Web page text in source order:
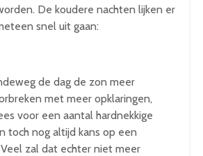
De koudere nachten lijken er
snel uit gaan:
de dag de zon meer
met meer opklaringen,
voor een aantal hardnekkige
toch nog altijd kans op een
zal dat echter niet meer